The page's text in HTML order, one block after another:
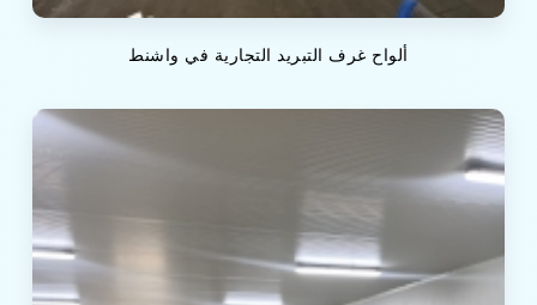
ألواح غرف التبريد التجارية في واشنط